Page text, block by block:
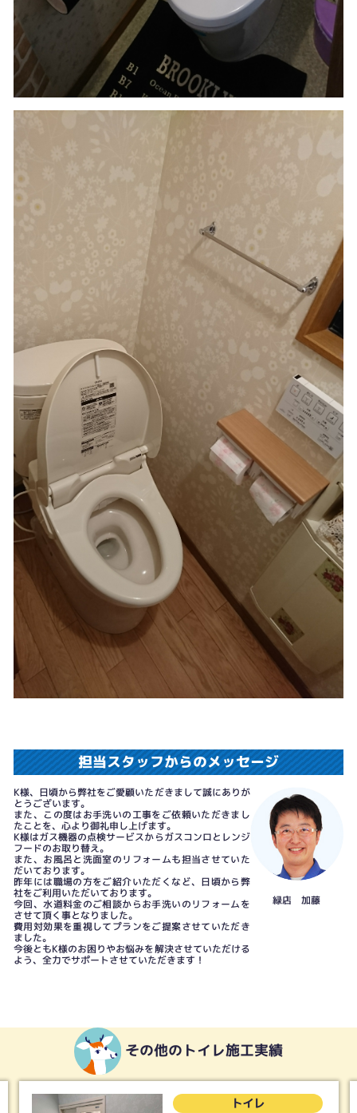
担当スタッフからのメッセージ
K様、日頃から弊社をご愛顧いただきまして誠にありが
とうございます。
また、この度はお手洗いの工事をご依頼いただきまし
たことを、心より御礼申し上げます。
K様はガス機器の点検サービスからガスコンロとレンジ
フードのお取り替え。
また、お風呂と洗面室のリフォームも担当させていた
だいております。
昨年には職場の方をご紹介いただくなど、日頃から弊
社をご利用いただいております。
今回、水道料金のご相談からお手洗いのリフォームを
させて頂く事となりました。
費用対効果を重視してプランをご提案させていただき
ました。
今後ともK様のお困りやお悩みを解決させていただける
よう、全力でサポートさせていただきます！
緑店 加藤
その他のトイレ施工実績
トイレ